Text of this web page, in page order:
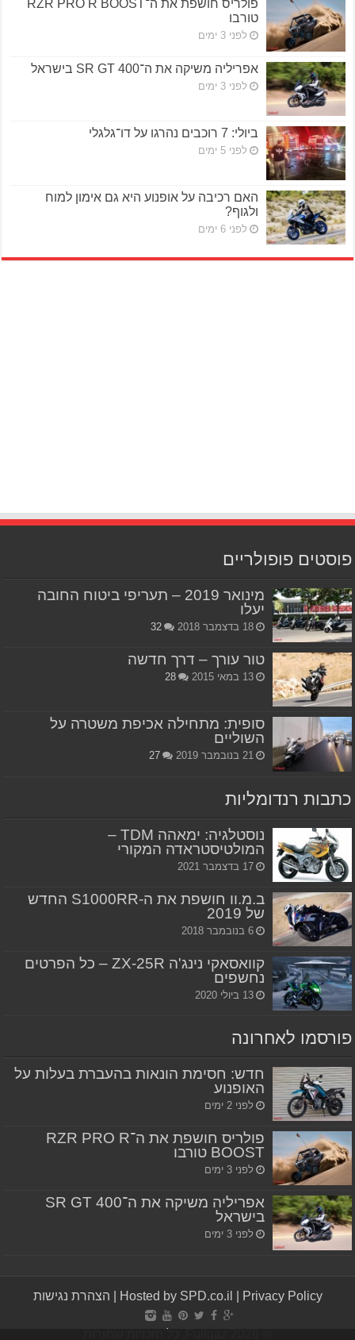
פולריס חושפת את ה־RZR PRO R BOOST
טורבו
לפני 3 ימים
אפריליה משיקה את ה־SR GT 400 בישראל
לפני 3 ימים
ביולי: 7 רוכבים נהרגו על דו־גלגלי
לפני 5 ימים
האם רכיבה על אופנוע היא גם אימון למוח
ולגוף?
לפני 6 ימים
פוסטים פופולריים
מינואר 2019 – תעריפי ביטוח החובה
יעלו
18 בדצמבר 2018 32
טור עורך – דרך חדשה
13 במאי 2015 28
סופית: מתחילה אכיפת משטרה על
השוליים
21 בנובמבר 2019 27
כתבות רנדומליות
נוסטלגיה: ימאהה TDM –
המולטיסטראדה המקורי
17 בדצמבר 2021
ב.מ.וו חושפת את ה-S1000RR החדש
של 2019
6 בנובמבר 2018
קוואסאקי נינג'ה ZX-25R – כל הפרטים
נחשפים
13 ביולי 2020
פורסמו לאחרונה
חדש: חסימת הונאות בהעברת בעלות על
האופנוע
לפני 2 ימים
פולריס חושפת את ה־RZR PRO R
BOOST טורבו
לפני 3 ימים
אפריליה משיקה את ה־SR GT 400
בישראל
לפני 3 ימים
Hosted by SPD.co.il Privacy Policy הצהרת נגישות